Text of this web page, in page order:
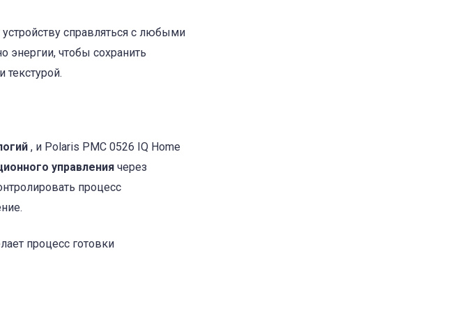
справляться с любыми
энергии, чтобы сохранить
, и Polaris PMC 0526 IQ Home
управления через
процесс
процесс готовки